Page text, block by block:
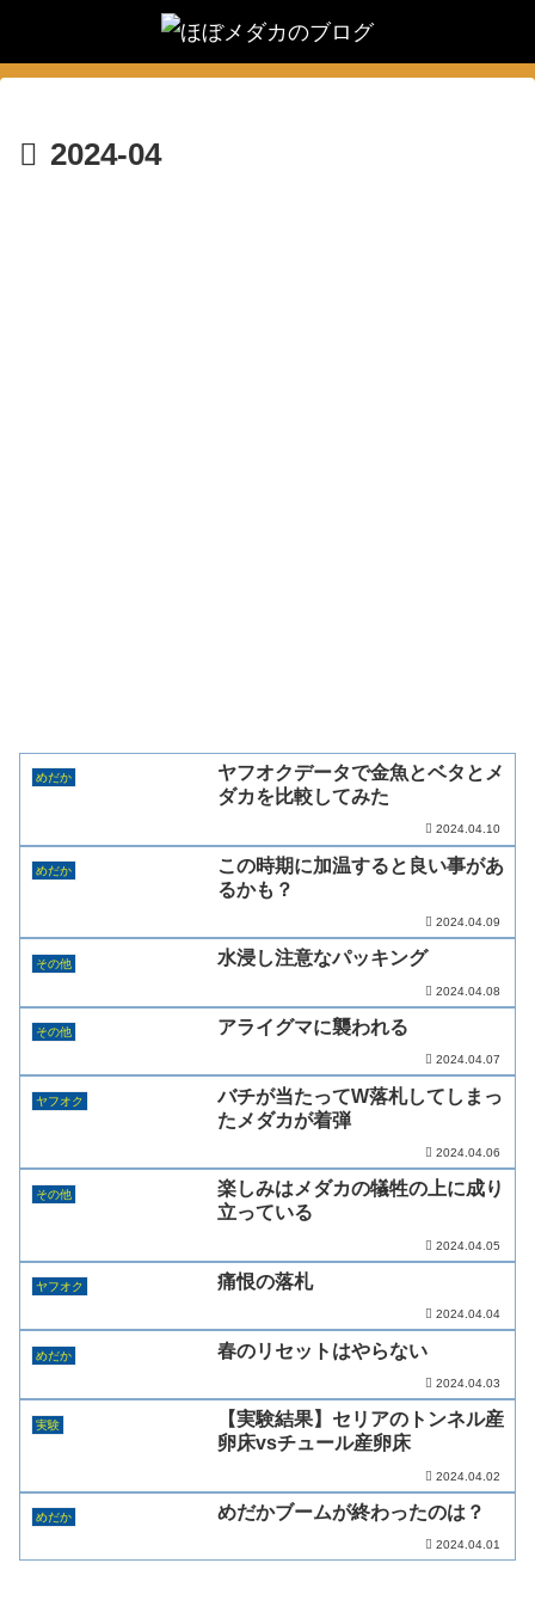
2024-04
めだか
ヤフオクデータで金魚とベタとメ
ダカを比較してみた
2024.04.10
めだか
この時期に加温すると良い事があ
るかも？
2024.04.09
その他 水浸し注意なパッキング
2024.04.08
その他 アライグマに襲われる
2024.04.07
ヤフオク
バチが当たってW落札してしまっ
たメダカが着弾
2024.04.06
その他
楽しみはメダカの犠牲の上に成り
立っている
2024.04.05
ヤフオク 痛恨の落札
2024.04.04
めだか 春のリセットはやらない
2024.04.03
実験
【実験結果】セリアのトンネル産
卵床vsチュール産卵床
2024.04.02
めだか めだかブームが終わったのは？
2024.04.01